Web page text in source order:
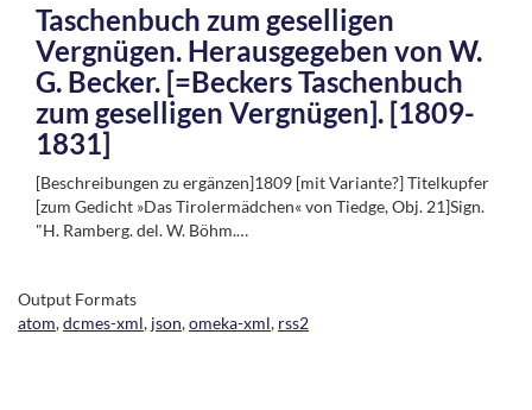
Taschenbuch zum geselligen
Vergnügen. Herausgegeben von W.
G. Becker. [=Beckers Taschenbuch
zum geselligen Vergnügen]. [1809-
1831]
[Beschreibungen zu ergänzen]1809 [mit Variante?] Titelkupfer
[zum Gedicht »Das Tirolermädchen« von Tiedge, Obj. 21]Sign.
"H. Ramberg. del. W. Böhm.…
Output Formats
atom,dcmes-xml, json,omeka-xml, rss2